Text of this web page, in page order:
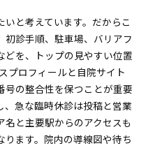
と考えています。だからこ
診手順、駐車場、バリアフ
どを、トップの見やすい位置
プロフィールと自院サイト
号の整合性を保つことが重要
、急な臨時休診は投稿と営業
と主要駅からのアクセスも
ます。院内の導線図や待ち